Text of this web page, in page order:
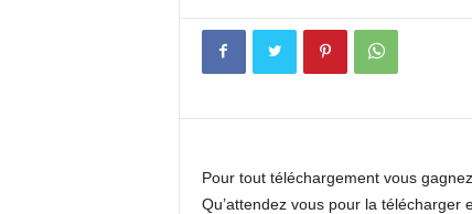
Pour tout téléchargement vous
Qu’attendez vous pour la télécharger